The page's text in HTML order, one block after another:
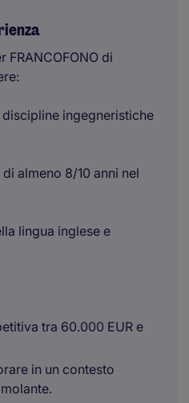
FRANCOFONO di
ingegneristiche
almeno 8/10 anni nel
lingua inglese e
tra 60.000 EUR e
in un contesto